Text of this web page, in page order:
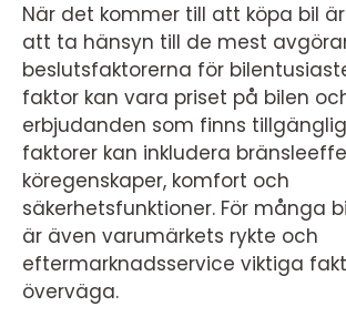
När det kommer till att köpa bil
att ta hänsyn till de mest
beslutsfaktorerna för
faktor kan vara priset på bilen
erbjudanden som finns
faktorer kan inkludera
köregenskaper, komfort och
säkerhetsfunktioner. För många
är även varumärkets rykte och
eftermarknadsservice viktiga
överväga.